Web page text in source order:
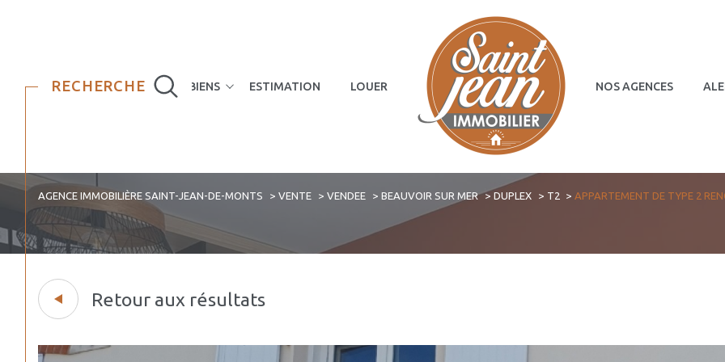
NOS BIENS
Maisons Appartements Terrains
ESTIMATION LOUER NOS AGENCES
RECHERCHE
AGENCE IMMOBILIÈRE SAINT-JEAN-DE-MONTS VENTE VENDEE BEAUVOIR SUR MER DUPLEX T2 APPARTEMENT DE TYPE 2
Retour aux résultats